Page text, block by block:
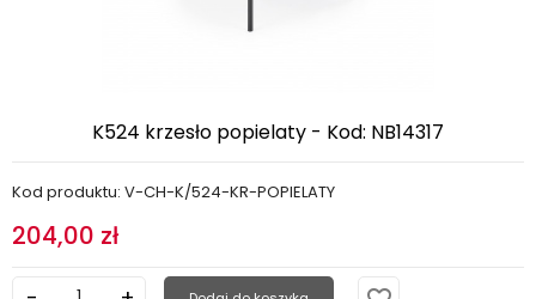
K524 krzesło popielaty - Kod: NB14317
Kod produktu: V-CH-K/524-KR-POPIELATY
204,00 zł